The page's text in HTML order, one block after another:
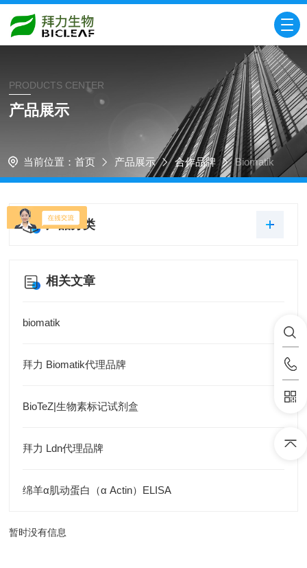
PRODUCTS CENTER
产品展示
当前位置： 首页 产品展示 合作品牌 Biomatik
产品分类
相关文章
biomatik
拜力 Biomatik代理品牌
BioTeZ|生物素标记试剂盒
拜力 Ldn代理品牌
绵羊α肌动蛋白（α Actin）ELISA
暂时没有信息